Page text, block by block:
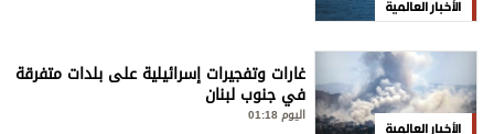
الأخبار العالمية
الأخبار العالمية
غارات وتفجيرات إسرائيلية على بلدات متفرقة
في جنوب لبنان
اليوم 01:18